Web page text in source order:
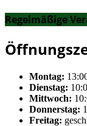
Regelmäßige
Montag:
Dienstag:
Mittwoch:
Donnerstag:
Freitag: